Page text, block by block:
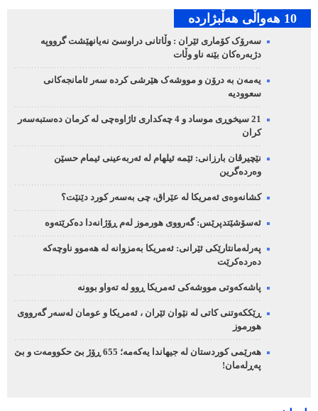
10 هه‌واڵی هه‌ڵبژارده‌
سەرۆک کۆماری ئێران : وڵاتانی دراوسێ نەیانهێشت گرووپە
دژبەرەکان بێنە ناو وڵات
یەمەن بە درۆن و مووشەک هێرشی کردە سەر ئامانجەکانی
سعوودیە
21 سیخوڕی موساد و 4 چەکداری ئاژاوەچی لە کرمان دەستبەسەر
کران
نێچیرڤان بارزانی: ئێمە ئیلهام لە ئەربەعینی ئیمام حسێن
وەردەگرین
کشانەوەی ئەمریکا لە عێراق، چی بەسەر کورد دێنێت؟
ئەسۆشێتدپرێس: گەرووی هورموز لەم ڕۆژانەدا دەکرێتەوە
پەرلەمانتارێکی ئێرانی: ئەمریکا بەمزوانە لە هەموو ناوچەکە
دەردەکرێت
پاشەکەوتی مووشەکی ئەمریکا ڕوو لە تەواو بوونە
ڕێککەوتنی کاتی لە نێوان ئێران ، ئەمریکا و عومان لەسەر گەرووی
هورموز
هەرێمی کوردستان لە جیهاندا یەکەمە؛ 655 ڕۆژ بێ حکوومەت و بێ
پەڕلەمان!